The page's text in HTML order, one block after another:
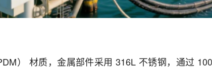
） 材质，金属部件采用 316L 不锈钢，通过